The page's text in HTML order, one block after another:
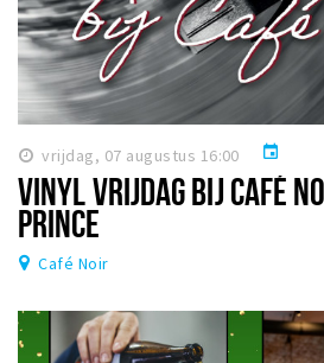
vrijdag, 07 augustus 16:00 event
VINYL VRIJDAG BIJ CAFÉ
PRINCE
Café Noir